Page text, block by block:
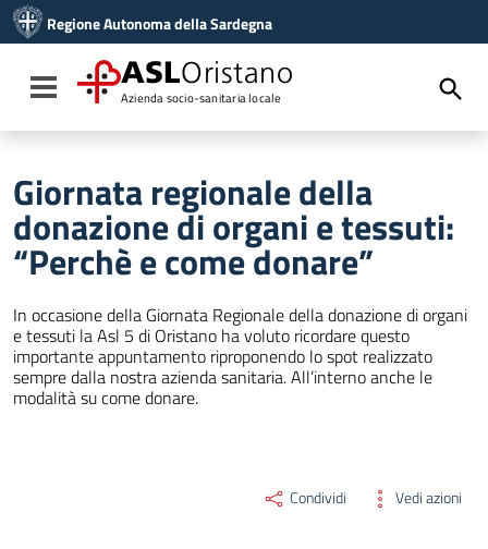
Vai al menu di navigazione
Vai al footer
Regione Autonoma della Sardegna
Toggle navigation
ASLOristano
Azienda socio-sanitaria locale
Giornata regionale della
donazione di organi e tessuti:
“Perchè e come donare”
In occasione della Giornata Regionale della donazione di organi
e tessuti la Asl 5 di Oristano ha voluto ricordare questo
importante appuntamento riproponendo lo spot realizzato
sempre dalla nostra azienda sanitaria. All’interno anche le
modalità su come donare.
Condividi Vedi azioni